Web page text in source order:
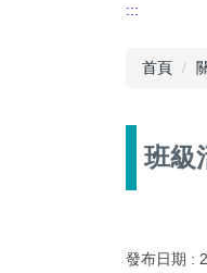
:::
首頁
班級
發布日期 :